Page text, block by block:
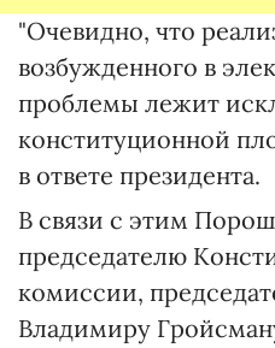
"Очевидно, что
возбужденного в
проблемы лежит
конституционной
в ответе президента.
В связи с этим
председателю
комиссии,
Владимиру